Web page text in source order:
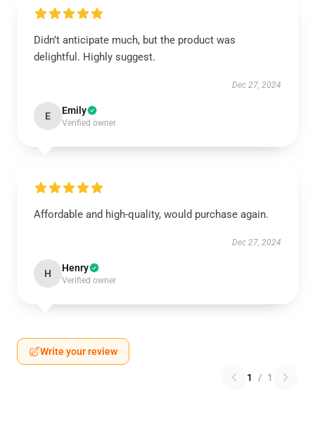
Didn’t anticipate much, but the product was
delightful. Highly suggest.
Dec 27, 2024
E Emily
Verified owner
Affordable and high-quality, would purchase again.
Dec 27, 2024
H Henry
Verified owner
Write your review
1 / 1